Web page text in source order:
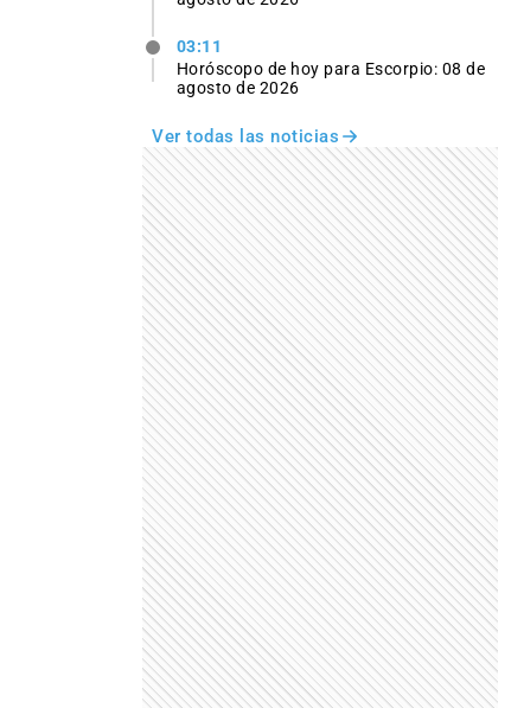
03:11
Horóscopo de hoy para Escorpio: 08 de
agosto de 2026
Ver todas las noticias